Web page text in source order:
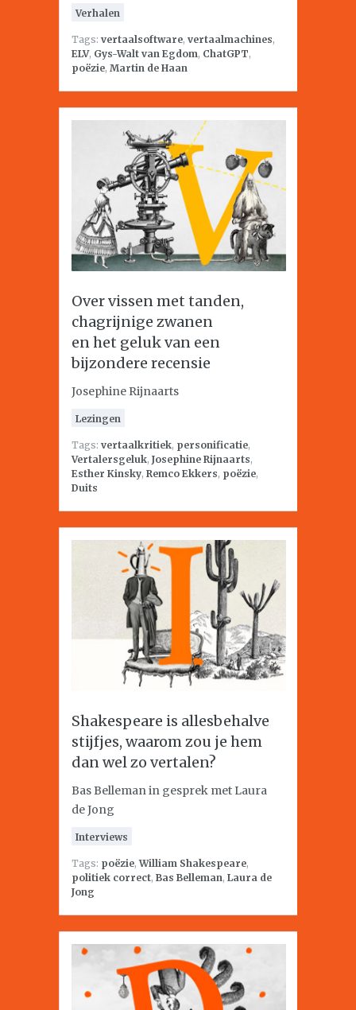
Verhalen
Tags: vertaalsoftware, vertaalmachines,
ELV, Gys-Walt van Egdom, ChatGPT,
poëzie, Martin de Haan
Over vissen met tanden,
chagrijnige zwanen
en het geluk van een
bijzondere recensie
Josephine Rijnaarts
Lezingen
Tags: vertaalkritiek, personificatie,
Vertalersgeluk, Josephine Rijnaarts,
Esther Kinsky, Remco Ekkers, poëzie,
Duits
Shakespeare is allesbehalve
stijfjes, waarom zou je hem
dan wel zo vertalen?
Bas Belleman in gesprek met Laura
de Jong
Interviews
Tags: poëzie,William Shakespeare,
politiek correct, Bas Belleman, Laura de
Jong